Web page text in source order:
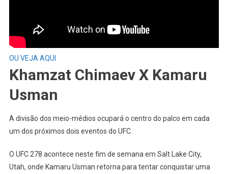
OU VEJA AQUI
Khamzat Chimaev X Kamaru
Usman
A divisão dos meio-médios ocupará o centro do palco em cada
um dos próximos dois eventos do UFC.
O UFC 278 acontece neste fim de semana em Salt Lake City,
Utah, onde Kamaru Usman retorna para tentar conquistar uma